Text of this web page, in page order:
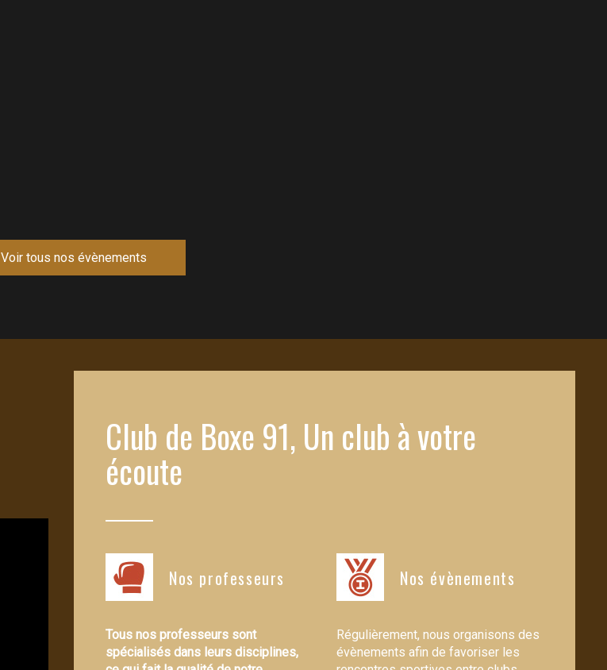
Voir tous nos évènements
Club de Boxe 91, Un club à votre
écoute
Nos professeurs
Tous nos professeurs sont
spécialisés dans leurs disciplines,
Nos évènements
Régulièrement, nous organisons des
évènements afin de favoriser les